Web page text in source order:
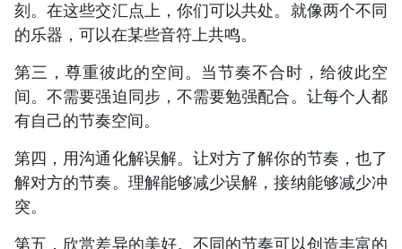
刻。在这些交汇点上，你们可以共处。就像两个不同
的乐器，可以在某些音符上共鸣。
第三，尊重彼此的空间。当节奏不合时，给彼此空
间。不需要强迫同步，不需要勉强配合。让每个人都
有自己的节奏空间。
第四，用沟通化解误解。让对方了解你的节奏，也了
解对方的节奏。理解能够减少误解，接纳能够减少冲
突。
第五，欣赏差异的美好。不同的节奏可以创造丰富的